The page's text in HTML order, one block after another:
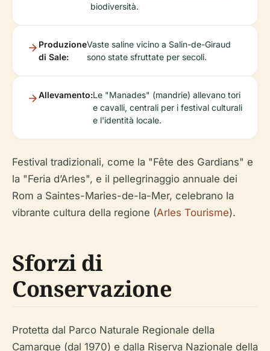
biodiversità.
Produzione
di Sale:
Vaste saline vicino a Salin-de-Giraud
sono state sfruttate per secoli.
Allevamento:Le "Manades" (mandrie) allevano tori
e cavalli, centrali per i festival culturali
e l'identità locale.
Festival tradizionali, come la "Fête des Gardians" e
la "Feria d’Arles", e il pellegrinaggio annuale dei
Rom a Saintes-Maries-de-la-Mer, celebrano la
vibrante cultura della regione (Arles Tourisme).
Sforzi di
Conservazione
Protetta dal Parco Naturale Regionale della
Camargue (dal 1970) e dalla Riserva Nazionale della